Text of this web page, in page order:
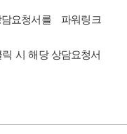
요청서를 파워링크
시 해당 상담요청서